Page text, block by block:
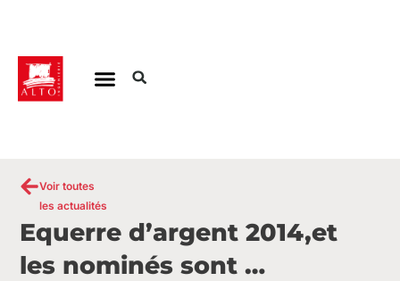
Voir toutes
les actualités
Equerre d’argent 2014,et
les nominés sont …